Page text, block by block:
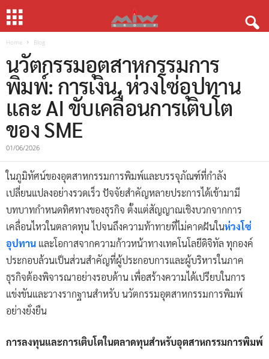
Home Blog
นวัตกรรมอุตสาหกรรมการ
พิมพ์: การเงิน, ห่วงโซ่อุปทาน
และ AI ขับเคลื่อนการเติบโต
ของ SME
01/06/2026
ในภูมิทัศน์ของอุตสาหกรรมการพิมพ์และบรรจุภัณฑ์ที่กำลัง
เปลี่ยนแปลงอย่างรวดเร็ว ปัจจัยสำคัญหลายประการได้เข้ามามี
บทบาทกำหนดทิศทางของธุรกิจ ตั้งแต่สัญญาณเชิงบวกจากการ
เคลื่อนไหวในตลาดทุน ไปจนถึงความท้าทายที่ไม่คาดฝันในห่วงโซ่
อุปทาน และโอกาสจากความก้าวหน้าทางเทคโนโลยีดิจิทัล ทุกองค์
ประกอบล้วนเป็นส่วนสำคัญที่ผู้ประกอบการและผู้บริหารในภาค
ธุรกิจต้องพิจารณาอย่างรอบด้าน เพื่อสร้างความได้เปรียบในการ
แข่งขันและวางรากฐานสำหรับ นวัตกรรมอุตสาหกรรมการพิมพ์
อย่างยั่งยืน
การลงทุนและการเติบโตในตลาดทุนสำหรับอุตสาหกรรมการพิมพ์